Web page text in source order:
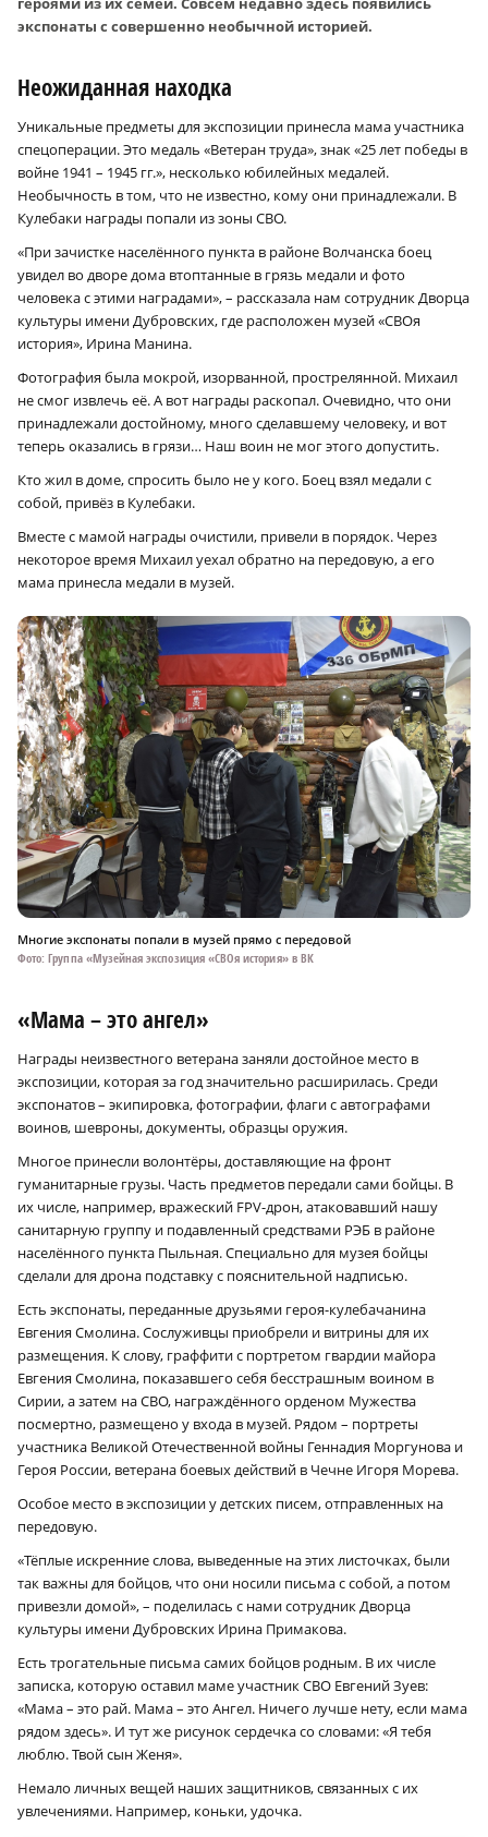
экспонаты с совершенно необычной историей.
Неожиданная находка
Уникальные предметы для экспозиции принесла мама участника
спецоперации. Это медаль «Ветеран труда», знак «25 лет победы в
войне 1941 – 1945 гг.», несколько юбилейных медалей.
Необычность в том, что не известно, кому они принадлежали. В
Кулебаки награды попали из зоны СВО.
«При зачистке населённого пункта в районе Волчанска боец
увидел во дворе дома втоптанные в грязь медали и фото
человека с этими наградами», – рассказала нам сотрудник Дворца
культуры имени Дубровских, где расположен музей «СВОя
история», Ирина Манина.
Фотография была мокрой, изорванной, прострелянной. Михаил
не смог извлечь её. А вот награды раскопал. Очевидно, что они
принадлежали достойному, много сделавшему человеку, и вот
теперь оказались в грязи… Наш воин не мог этого допустить.
Кто жил в доме, спросить было не у кого. Боец взял медали с
собой, привёз в Кулебаки.
Вместе с мамой награды очистили, привели в порядок. Через
некоторое время Михаил уехал обратно на передовую, а его
мама принесла медали в музей.
Многие экспонаты попали в музей прямо с передовой
Фото: Группа «Музейная экспозиция «СВОя история» в ВК
«Мама – это ангел»
Награды неизвестного ветерана заняли достойное место в
экспозиции, которая за год значительно расширилась. Среди
экспонатов – экипировка, фотографии, флаги с автографами
воинов, шевроны, документы, образцы оружия.
Многое принесли волонтёры, доставляющие на фронт
гуманитарные грузы. Часть предметов передали сами бойцы. В
их числе, например, вражеский FPV-дрон, атаковавший нашу
санитарную группу и подавленный средствами РЭБ в районе
населённого пункта Пыльная. Специально для музея бойцы
сделали для дрона подставку с пояснительной надписью.
Есть экспонаты, переданные друзьями героя-кулебачанина
Евгения Смолина. Сослуживцы приобрели и витрины для их
размещения. К слову, граффити с портретом гвардии майора
Евгения Смолина, показавшего себя бесстрашным воином в
Сирии, а затем на СВО, награждённого орденом Мужества
посмертно, размещено у входа в музей. Рядом – портреты
участника Великой Отечественной войны Геннадия Моргунова и
Героя России, ветерана боевых действий в Чечне Игоря Морева.
Особое место в экспозиции у детских писем, отправленных на
передовую.
«Тёплые искренние слова, выведенные на этих листочках, были
так важны для бойцов, что они носили письма с собой, а потом
привезли домой», – поделилась с нами сотрудник Дворца
культуры имени Дубровских Ирина Примакова.
Есть трогательные письма самих бойцов родным. В их числе
записка, которую оставил маме участник СВО Евгений Зуев:
«Мама – это рай. Мама – это Ангел. Ничего лучше нету, если мама
рядом здесь». И тут же рисунок сердечка со словами: «Я тебя
люблю. Твой сын Женя».
Немало личных вещей наших защитников, связанных с их
увлечениями. Например, коньки, удочка.